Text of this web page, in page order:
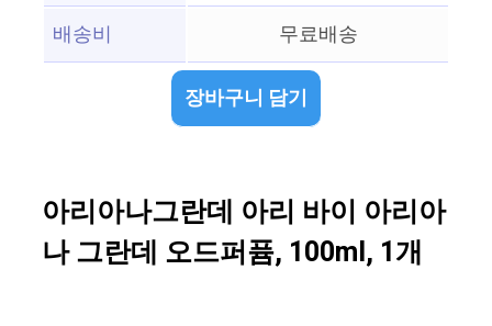
배송비
무료배송
장바구니 담기
아리아나그란데 아리 바이 아리아
나 그란데 오드퍼퓸, 100ml, 1개